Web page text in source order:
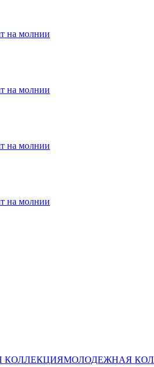
на молнии
на молнии
на молнии
на молнии
КОЛЛЕКЦИЯМОЛОДЕЖНАЯ